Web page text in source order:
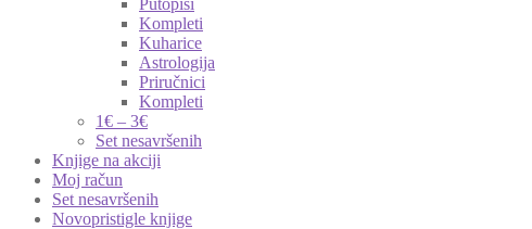
Putopisi
Kompleti
Kuharice
Astrologija
Priručnici
Kompleti
1€ – 3€
Set nesavršenih
Knjige na akciji
Moj račun
Set nesavršenih
Novopristigle knjige